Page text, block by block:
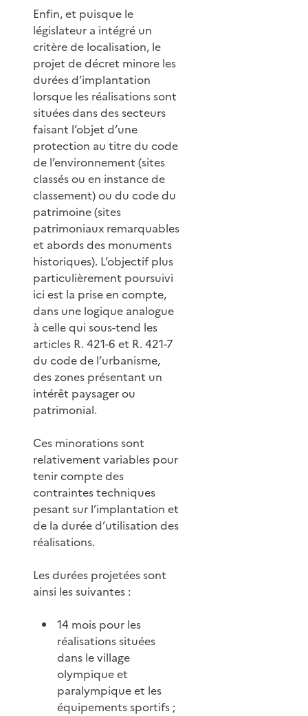
Enfin, et puisque le
législateur a intégré un
critère de localisation, le
projet de décret minore les
durées d’implantation
lorsque les réalisations sont
situées dans des secteurs
faisant l’objet d’une
protection au titre du code
de l’environnement (sites
classés ou en instance de
classement) ou du code du
patrimoine (sites
patrimoniaux remarquables
et abords des monuments
historiques). L’objectif plus
particulièrement poursuivi
ici est la prise en compte,
dans une logique analogue
à celle qui sous-tend les
articles R. 421-6 et R. 421-7
du code de l’urbanisme,
des zones présentant un
intérêt paysager ou
patrimonial.
Ces minorations sont
relativement variables pour
tenir compte des
contraintes techniques
pesant sur l’implantation et
de la durée d’utilisation des
réalisations.
Les durées projetées sont
ainsi les suivantes :
14 mois pour les
réalisations situées
dans le village
olympique et
paralympique et les
équipements sportifs ;